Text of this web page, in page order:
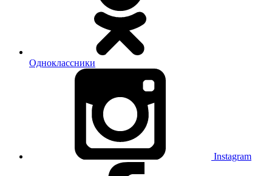
Одноклассники
Instagram